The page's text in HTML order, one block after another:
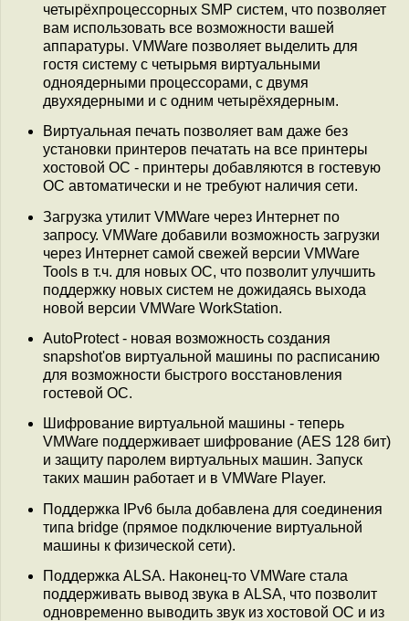
четырёхпроцессорных SMP систем, что позволяет
вам использовать все возможности вашей
аппаратуры. VMWare позволяет выделить для
гостя систему с четырьмя виртуальными
одноядерными процессорами, с двумя
двухядерными и с одним четырёхядерным.
Виртуальная печать позволяет вам даже без
установки принтеров печатать на все принтеры
хостовой ОС - принтеры добавляются в гостевую
ОС автоматически и не требуют наличия сети.
Загрузка утилит VMWare через Интернет по
запросу. VMWare добавили возможность загрузки
через Интернет самой свежей версии VMWare
Tools в т.ч. для новых ОС, что позволит улучшить
поддержку новых систем не дожидаясь выхода
новой версии VMWare WorkStation.
AutoProtect - новая возможность создания
snapshot'ов виртуальной машины по расписанию
для возможности быстрого восстановления
гостевой ОС.
Шифрование виртуальной машины - теперь
VMWare поддерживает шифрование (AES 128 бит)
и защиту паролем виртуальных машин. Запуск
таких машин работает и в VMWare Player.
Поддержка IPv6 была добавлена для соединения
типа bridge (прямое подключение виртуальной
машины к физической сети).
Поддержка ALSA. Наконец-то VMWare стала
поддерживать вывод звука в ALSA, что позволит
одновременно выводить звук из хостовой ОС и из